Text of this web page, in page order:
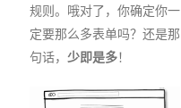
规则。哦对了，你确定你一
定要那么多表单吗？还是那
句话， 少即是多！